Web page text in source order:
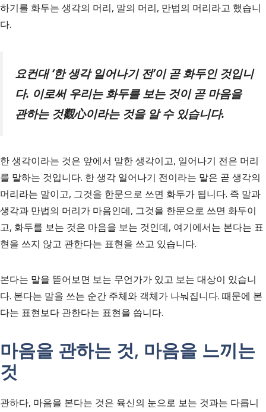
하기를 화두는 생각의 머리, 말의 머리, 만법의 머리라고 했습니
다.
요컨대‘한 생각 일어나기 전’이 곧 화두인 것입니
다. 이로써 우리는 화두를 보는 것이 곧 마음을
관하는 것觀心이라는 것을 알 수 있습니다.
한 생각이라는 것은 앞에서 말한 생각이고, 일어나기 전은 머리
를 말하는 것입니다. 한 생각 일어나기 전이라는 말은 곧 생각의
머리라는 말이고, 그것을 한문으로 쓰면 화두가 됩니다. 즉 말과
생각과 만법의 머리가 마음인데, 그것을 한문으로 쓰면 화두이
고, 화두를 보는 것은 마음을 보는 것인데, 여기에서는 본다는 표
현을 쓰지 않고 관한다는 표현을 쓰고 있습니다.
본다는 말을 뜯어보면 보는 무언가가 있고 보는 대상이 있습니
다. 본다는 말을 쓰는 순간 주체와 객체가 나눠집니다. 때문에 본
다는 표현보다 관한다는 표현을 씁니다.
마음을 관하는 것, 마음을 느끼는
것
관하다, 마음을 본다는 것은 육신의 눈으로 보는 것과는 다릅니